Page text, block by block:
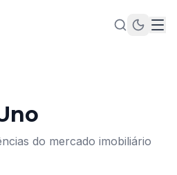
do mercado imobiliário